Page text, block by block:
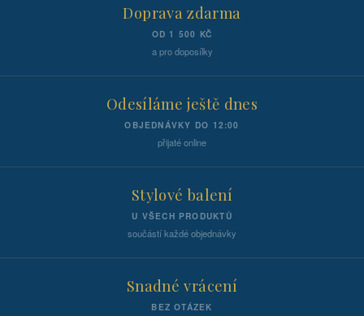
Doprava zdarma
OD 1 500 KČ
a pro doposílky
Odesíláme ještě dnes
OBJEDNÁVKY DO 12:00
přijaté online
Stylové balení
U VŠECH PRODUKTŮ
součástí každé objednávky
Snadné vrácení
BEZ OTÁZEK